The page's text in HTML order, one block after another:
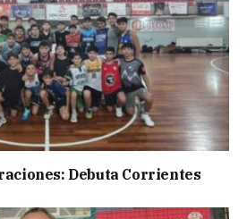
Debuta Corrientes